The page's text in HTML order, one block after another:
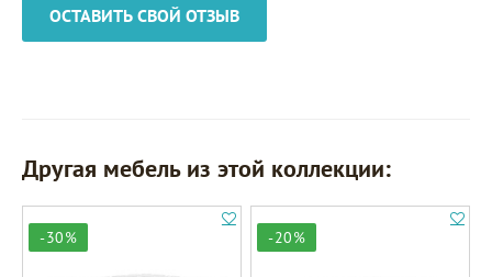
ОСТАВИТЬ СВОЙ ОТЗЫВ
Другая мебель из этой коллекции:
-30% -20%